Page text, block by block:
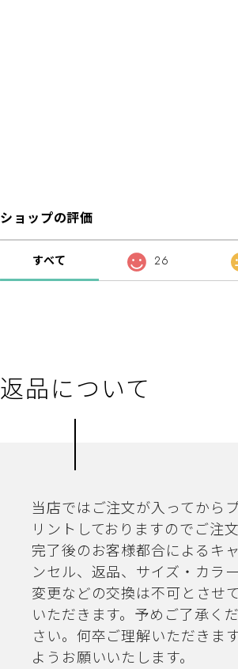
ショップの評価
すべて 26
返品について
当店ではご注文が入ってから
リントしておりますのでご注文
完了後のお客様都合によるキャ
ンセル、返品、サイズ・カラー
変更などの交換は不可とさせて
いただきます。予めご了承くだ
さい。何卒ご理解いただきま
ようお願いいたします。